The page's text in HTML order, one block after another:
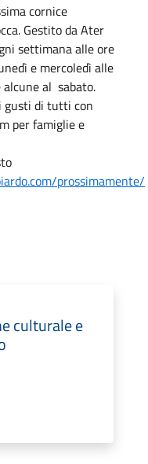
cornice
Gestito da Ater
settimana alle ore
e mercoledì alle
alcune al sabato.
gusti di tutti con
per famiglie e
prossimamente/
culturale e